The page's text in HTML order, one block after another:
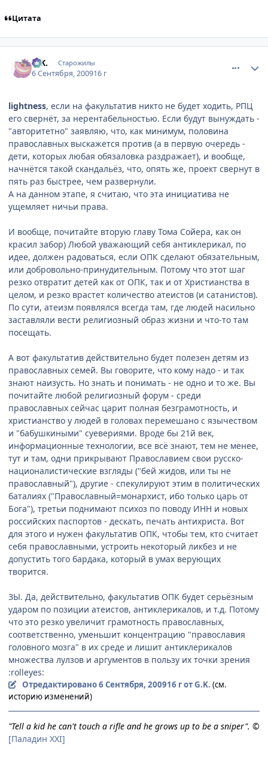
Цитата
G.K. Старожилы
6 Сентября, 200916 г
lightness, если на факультатив никто не будет ходить, РПЦ
его свернёт, за нерентабельностью. Если будут вынуждать -
"авторитетно" заявляю, что, как минимум, половина
православных выскажется против (а в первую очередь -
дети, которых любая обязаловка раздражает), и вообще,
начнётся такой скандальёз, что, опять же, проект свернут в
пять раз быстрее, чем развернули.
А на данном этапе, я считаю, что эта инициатива не
ущемляет ничьи права.
И вообще, почитайте вторую главу Тома Сойера, как он
красил забор) Любой уважающий себя антиклерикал, по
идее, должен радоваться, если ОПК сделают обязательным,
или добровольно-принудительным. Потому что этот шаг
резко отвратит детей как от ОПК, так и от Христианства в
целом, и резко врастет количество атеистов (и сатанистов).
По сути, атеизм появлялся всегда там, где людей насильно
заставляли вести религиозный образ жизни и что-то там
посещать.
А вот факультатив действительно будет полезен детям из
православных семей. Вы говорите, что кому надо - и так
знают наизусть. Но знать и понимать - не одно и то же. Вы
почитайте любой религиозный форум - среди
православных сейчас царит полная безграмотность, и
христианство у людей в головах перемешано с язычеством
и "бабушкиными" суевериями. Вроде бы 21й век,
информационные технологии, все всё знают, тем не менее,
тут и там, одни прикрывают Православием свои русско-
националистические взгляды ("бей жидов, или ты не
православный"), другие - спекулируют этим в политических
баталиях ("Православный=монархист, ибо только царь от
Бога"), третьи поднимают психоз по поводу ИНН и новых
российских паспортов - дескать, печать антихриста. Вот
для этого и нужен факультатив ОПК, чтобы тем, кто считает
себя православными, устроить некоторый ликбез и не
допустить того бардака, который в умах верующих
творится.
ЗЫ. Да, действительно, факультатив ОПК будет серьёзным
ударом по позиции атеистов, антиклерикалов, и т.д. Потому
что это резко увеличит грамотность православных,
соответственно, уменьшит концентрацию "православия
головного мозга" в их среде и лишит антиклерикалов
множества лулзов и аргументов в пользу их точки зрения
:rolleyes:
Отредактировано6 Сентября, 200916 гот G.K. (см.
историю изменений)
"Tell a kid he can't touch a rifle and he grows up to be a sniper". ©
[Паладин XXI]